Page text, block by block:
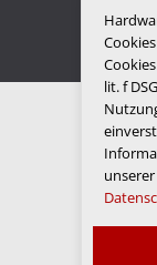
lit. f
©